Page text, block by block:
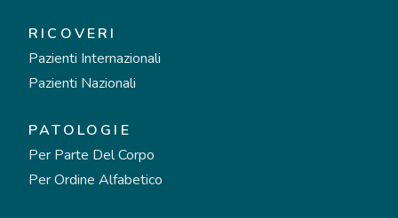
RICOVERI
Pazienti Internazionali
Pazienti Nazionali
PATOLOGIE
Per Parte Del Corpo
Per Ordine Alfabetico